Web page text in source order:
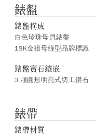
錶盤
錶盤構成
白色珍珠母貝錶盤
18K金祖母綠型品牌標識
錶盤寶石鑲嵌
3 顆圓形明亮式切工鑽石
錶帶
錶帶材質